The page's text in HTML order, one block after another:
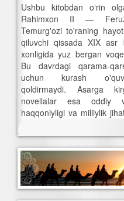
Ushbu kitobdan o‘rin
Rahimxon II —
Temurg'ozi to'raning
qiluvchi qissada XIX asr
xonligida yuz bergan
Bu davrdagi qarama-
uchun kurash
qoldirmaydi. Asarga
novellalar esa oddiy
haqqoniyligi va milliylik